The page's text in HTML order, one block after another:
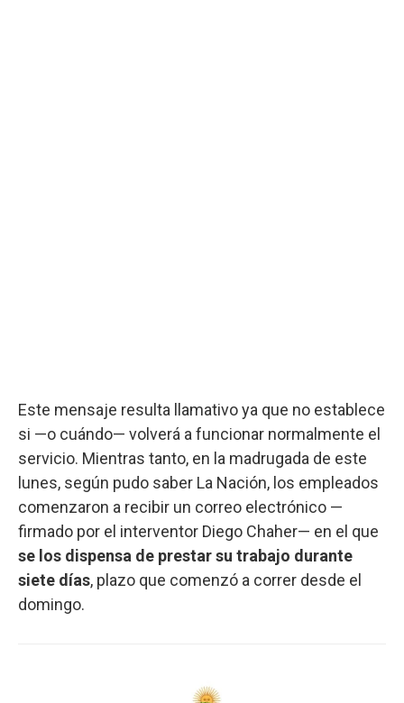
Este mensaje resulta llamativo ya que no establece
si —o cuándo— volverá a funcionar normalmente el
servicio. Mientras tanto, en la madrugada de este
lunes, según pudo saber La Nación, los empleados
comenzaron a recibir un correo electrónico —
firmado por el interventor Diego Chaher— en el que
se los dispensa de prestar su trabajo durante
siete días, plazo que comenzó a correr desde el
domingo.